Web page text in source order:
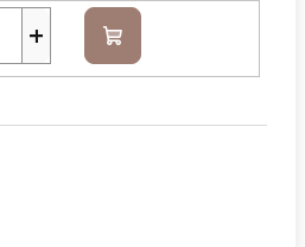
+ Do
košíku